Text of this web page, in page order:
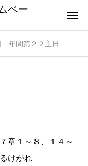
ペー
年間第２２主日
章１～８、１４～
けがれ